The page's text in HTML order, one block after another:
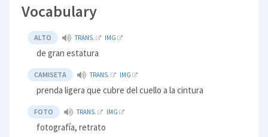
Vocabulary
ALTO TRANS. IMG
de gran estatura
CAMISETA TRANS. IMG
prenda ligera que cubre del cuello a la cintura
FOTO TRANS. IMG
fotografía, retrato